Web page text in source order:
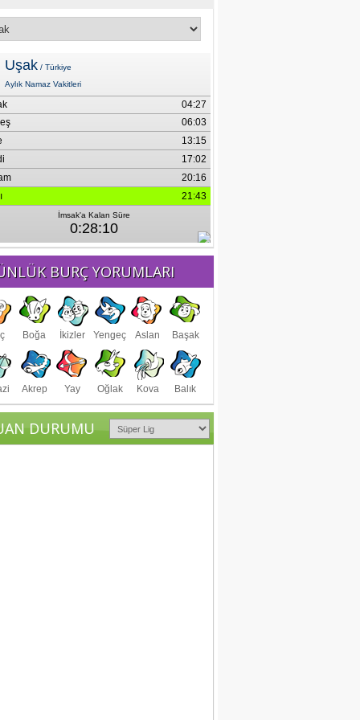
BURÇ YORUMLARI
Boğa İkizler Yengeç Aslan Başak
Akrep Yay Oğlak Kova Balık
DURUMU